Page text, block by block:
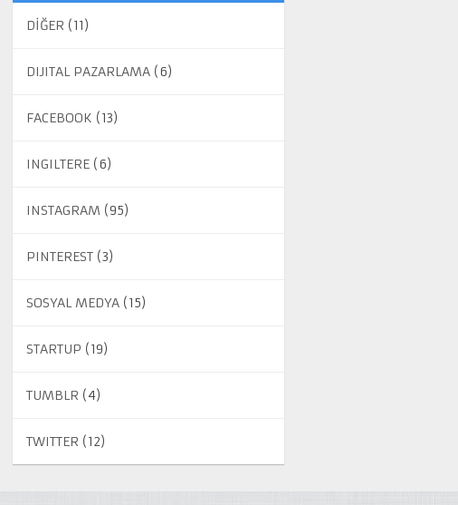
DİĞER (11)
DIJITAL PAZARLAMA (6)
FACEBOOK (13)
INGILTERE (6)
INSTAGRAM (95)
PINTEREST (3)
SOSYAL MEDYA (15)
STARTUP (19)
TUMBLR (4)
TWITTER (12)